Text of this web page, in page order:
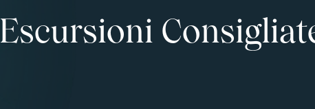
Escursioni